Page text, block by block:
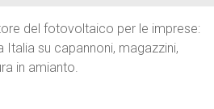
del fotovoltaico per le imprese:
su capannoni, magazzini,
in amianto.